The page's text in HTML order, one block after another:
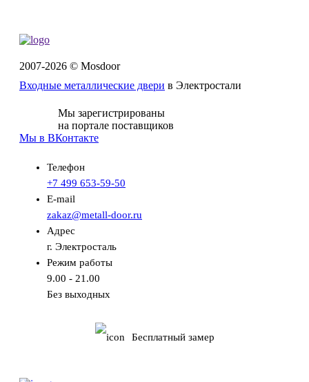
2007-2026 © Mosdoor
Входные металлические двери в Электростали
Мы зарегистрированы
на портале поставщиков
Мы в ВКонтакте
Телефон
+7 499 653-59-50
E-mail
zakaz@metall-door.ru
Адрес
г. Электросталь
Режим работы
9.00 - 21.00
Без выходных
Бесплатный замер